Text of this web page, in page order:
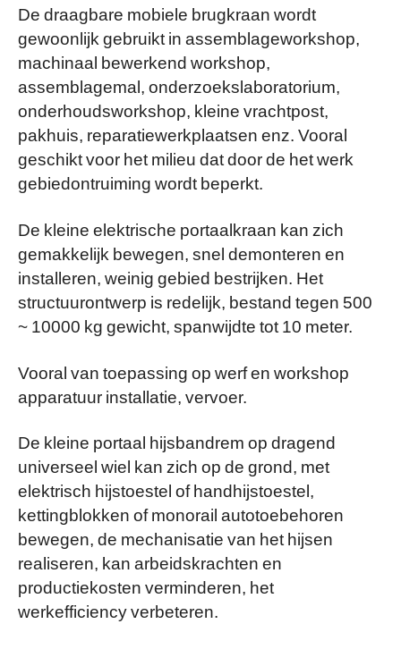
De draagbare mobiele brugkraan wordt
gewoonlijk gebruikt in assemblageworkshop,
machinaal bewerkend workshop,
assemblagemal, onderzoekslaboratorium,
onderhoudsworkshop, kleine vrachtpost,
pakhuis, reparatiewerkplaatsen enz. Vooral
geschikt voor het milieu dat door de het werk
gebiedontruiming wordt beperkt.
De kleine elektrische portaalkraan kan zich
gemakkelijk bewegen, snel demonteren en
installeren, weinig gebied bestrijken. Het
structuurontwerp is redelijk, bestand tegen 500
~ 10000 kg gewicht, spanwijdte tot 10 meter.
Vooral van toepassing op werf en workshop
apparatuur installatie, vervoer.
De kleine portaal hijsbandrem op dragend
universeel wiel kan zich op de grond, met
elektrisch hijstoestel of handhijstoestel,
kettingblokken of monorail autotoebehoren
bewegen, de mechanisatie van het hijsen
realiseren, kan arbeidskrachten en
productiekosten verminderen, het
werkefficiency verbeteren.